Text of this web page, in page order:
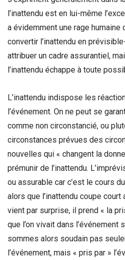
l’inattendu est en lui-même
a évidemment une rage humaine
convertir l’inattendu en
attribuer un cadre assurantiel,
l’inattendu échappe à toute
L’inattendu indispose les
l’événement. On ne peut se
comme non circonstancié, ou
circonstances prévues des
nouvelles qui « changent la
prémunir de l’inattendu.
ou assurable car c’est le cours
alors que l’inattendu coupe court
vient par surprise, il prend « la
que l’on vivait dans l’événement
sommes alors soudain pas
l’événement, mais « pris par »